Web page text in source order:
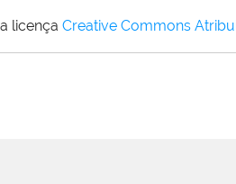
licença Creative Commons